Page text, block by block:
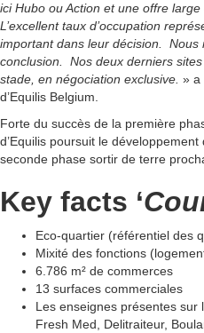
ici Hubo ou Action et une offre
L’excellent taux d’occupation
important dans leur décision. Nous
conclusion. Nos deux derniers
stade, en négociation exclusive. » a
d’Equilis Belgium.
Forte du succès de la première
d’Equilis poursuit le
seconde phase sortir de terre
Key facts ‘
Eco-quartier (référentiel des
Mixité des fonctions
6.786 m² de commerces
13 surfaces commerciales
Les enseignes présentes sur
Fresh Med, Delitraiteur,